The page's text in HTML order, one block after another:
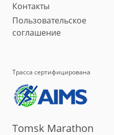
Контакты
Пользовательское
соглашение
Трасса сертифицирована
Tomsk Marathon